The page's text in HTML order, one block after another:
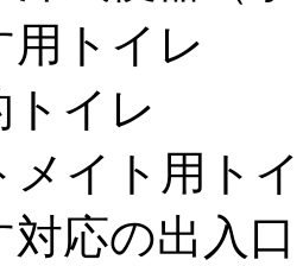
用トイレ
トイレ
メイト用ト
対応の出入口